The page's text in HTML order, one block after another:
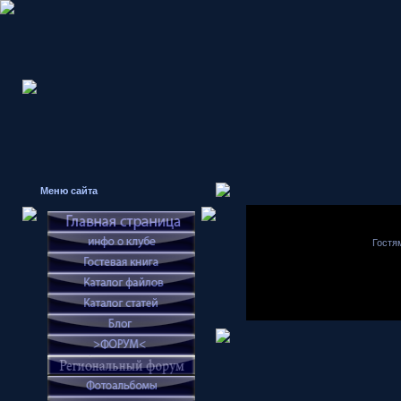
Меню сайта